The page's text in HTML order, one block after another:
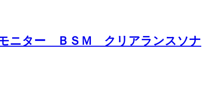
ニター ＢＳＭ クリアランスソナ